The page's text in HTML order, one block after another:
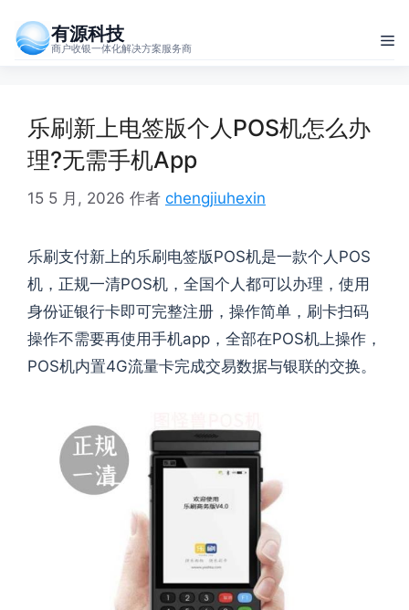
有源科技
商户收银一体化解决方案服务商 菜
乐刷新上电签版个人POS机怎么办
理?无需手机App
15 5 月, 2026 作者 chengjiuhexin
乐刷支付新上的乐刷电签版POS机是一款个人POS
机，正规一清POS机，全国个人都可以办理，使用
身份证银行卡即可完整注册，操作简单，刷卡扫码
操作不需要再使用手机app，全部在POS机上操作，
POS机内置4G流量卡完成交易数据与银联的交换。